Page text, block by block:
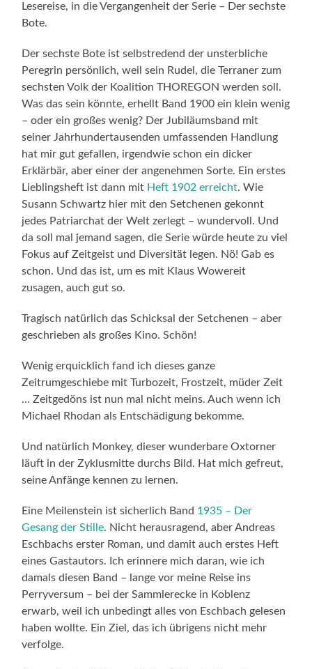
Lesereise, in die Vergangenheit der Serie – Der sechste
Bote.
Der sechste Bote ist selbstredend der unsterbliche
Peregrin persönlich, weil sein Rudel, die Terraner zum
sechsten Volk der Koalition THOREGON werden soll.
Was das sein könnte, erhellt Band 1900 ein klein wenig
– oder ein großes wenig? Der Jubiläumsband mit
seiner Jahrhundertausenden umfassenden Handlung
hat mir gut gefallen, irgendwie schon ein dicker
Erklärbär, aber einer der angenehmen Sorte. Ein erstes
Lieblingsheft ist dann mit Heft 1902 erreicht. Wie
Susann Schwartz hier mit den Setchenen gekonnt
jedes Patriarchat der Welt zerlegt – wundervoll. Und
da soll mal jemand sagen, die Serie würde heute zu viel
Fokus auf Zeitgeist und Diversität legen. Nö! Gab es
schon. Und das ist, um es mit Klaus Wowereit
zusagen, auch gut so.
Tragisch natürlich das Schicksal der Setchenen – aber
geschrieben als großes Kino. Schön!
Wenig erquicklich fand ich dieses ganze
Zeitrumgeschiebe mit Turbozeit, Frostzeit, müder Zeit
… Zeitgedöns ist nun mal nicht meins. Auch wenn ich
Michael Rhodan als Entschädigung bekomme.
Und natürlich Monkey, dieser wunderbare Oxtorner
läuft in der Zyklusmitte durchs Bild. Hat mich gefreut,
seine Anfänge kennen zu lernen.
Eine Meilenstein ist sicherlich Band 1935 – Der
Gesang der Stille. Nicht herausragend, aber Andreas
Eschbachs erster Roman, und damit auch erstes Heft
eines Gastautors. Ich erinnere mich daran, wie ich
damals diesen Band – lange vor meine Reise ins
Perryversum – bei der Sammlerecke in Koblenz
erwarb, weil ich unbedingt alles von Eschbach gelesen
haben wollte. Ein Ziel, das ich übrigens nicht mehr
verfolge.